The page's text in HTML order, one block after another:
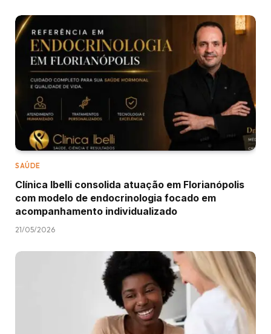
SAÚDE
Clínica Ibelli consolida atuação em Florianópolis
com modelo de endocrinologia focado em
acompanhamento individualizado
21/05/2026